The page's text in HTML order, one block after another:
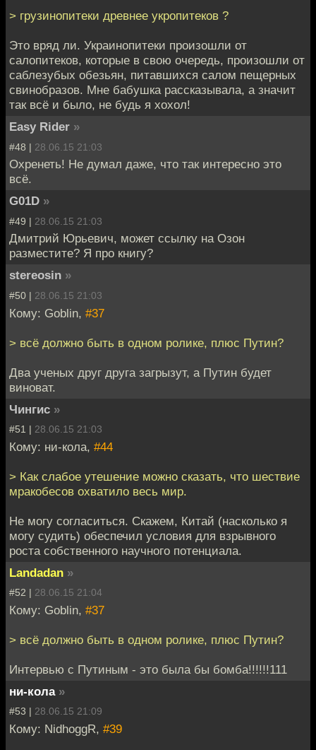
> грузинопитеки древнее укропитеков ?
Это вряд ли. Украинопитеки произошли от
салопитеков, которые в свою очередь, произошли от
саблезубых обезьян, питавшихся салом пещерных
свинобразов. Мне бабушка рассказывала, а значит
так всё и было, не будь я хохол!
Easy Rider »
#48 | 28.06.15 21:03
Охренеть! Не думал даже, что так интересно это
всё.
G01D »
#49 | 28.06.15 21:03
Дмитрий Юрьевич, может ссылку на Озон
разместите? Я про книгу?
stereosin »
#50 | 28.06.15 21:03
Кому: Goblin, #37
> всё должно быть в одном ролике, плюс Путин?
Два ученых друг друга загрызут, а Путин будет
виноват.
Чингиc »
#51 | 28.06.15 21:03
Кому: ни-кола, #44
> Как слабое утешение можно сказать, что шествие
мракобесов охватило весь мир.
Не могу согласиться. Скажем, Китай (насколько я
могу судить) обеспечил условия для взрывного
роста собственного научного потенциала.
Landadan »
#52 | 28.06.15 21:04
Кому: Goblin, #37
> всё должно быть в одном ролике, плюс Путин?
Интервью с Путиным - это была бы бомба!!!!!!111
ни-кола »
#53 | 28.06.15 21:09
Кому: NidhoggR, #39